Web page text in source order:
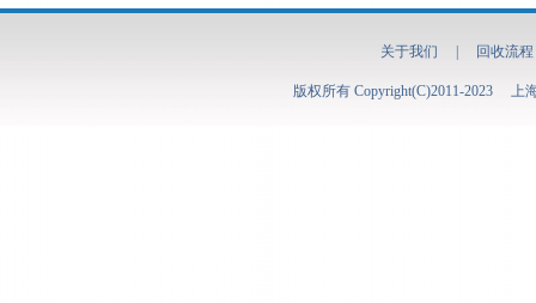
关于我们 回收流程
版权所有 Copyright(C)2011-2023 上